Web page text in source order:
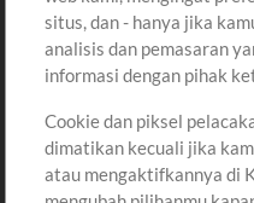
Konten Gratis
Permintaan Lagu
Lain-lain
Sesi
situs, dan - hanya jika
analisis dan pemasaran
informasi dengan pihak
Cookie dan piksel
dimatikan kecuali jika
atau mengaktifkannya di